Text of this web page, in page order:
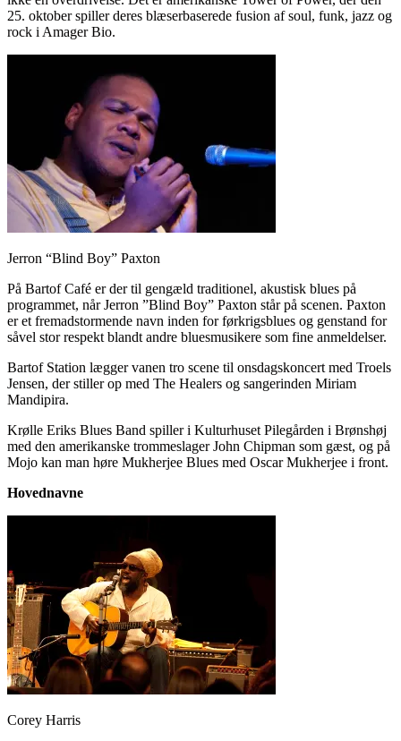
25. oktober spiller deres blæserbaserede fusion af soul, funk, jazz og
rock i Amager Bio.
Jerron “Blind Boy” Paxton
På Bartof Café er der til gengæld traditionel, akustisk blues på
programmet, når Jerron ”Blind Boy” Paxton står på scenen. Paxton
er et fremadstormende navn inden for førkrigsblues og genstand for
såvel stor respekt blandt andre bluesmusikere som fine anmeldelser.
Bartof Station lægger vanen tro scene til onsdagskoncert med Troels
Jensen, der stiller op med The Healers og sangerinden Miriam
Mandipira.
Krølle Eriks Blues Band spiller i Kulturhuset Pilegården i Brønshøj
med den amerikanske trommeslager John Chipman som gæst, og på
Mojo kan man høre Mukherjee Blues med Oscar Mukherjee i front.
Hovednavne
Corey Harris